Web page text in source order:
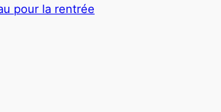
pour la rentrée